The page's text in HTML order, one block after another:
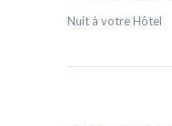
Nuit à votre Hôtel